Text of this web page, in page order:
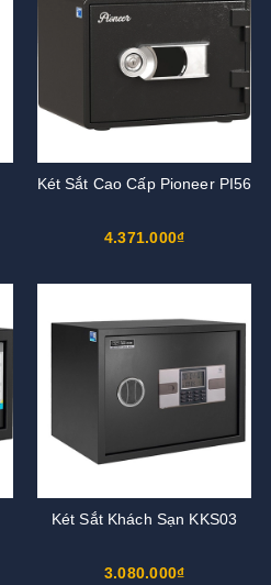
Két Sắt Cao Cấp Pioneer PI56
4.371.000₫
Két Sắt Khách Sạn KKS03
3.080.000₫